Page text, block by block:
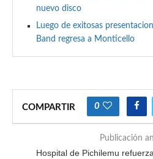
nuevo disco
Luego de exitosas
Band regresa a Monticello
COMPARTIR 0
Publicación
Hospital de Pichilemu